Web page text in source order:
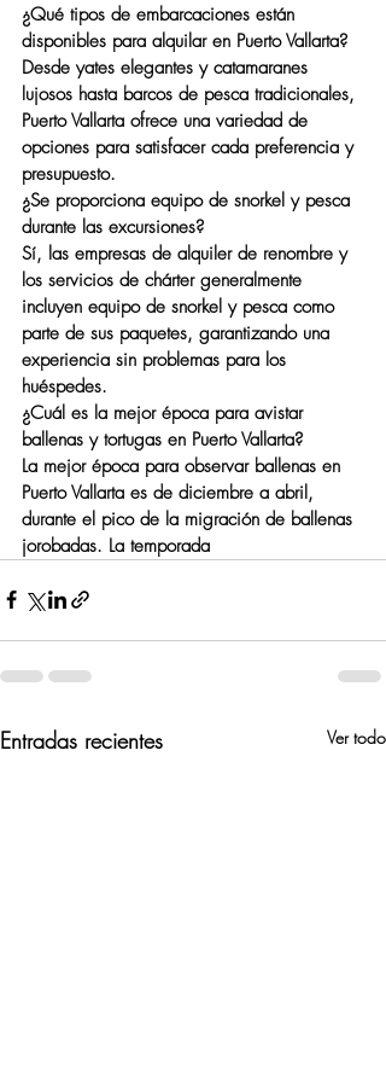
¿Qué tipos de embarcaciones están
disponibles para alquilar en Puerto Vallarta?
Desde yates elegantes y catamaranes
lujosos hasta barcos de pesca tradicionales,
Puerto Vallarta ofrece una variedad de
opciones para satisfacer cada preferencia y
presupuesto.
¿Se proporciona equipo de snorkel y pesca
durante las excursiones?
Sí, las empresas de alquiler de renombre y
los servicios de chárter generalmente
incluyen equipo de snorkel y pesca como
parte de sus paquetes, garantizando una
experiencia sin problemas para los
huéspedes.
¿Cuál es la mejor época para avistar
ballenas y tortugas en Puerto Vallarta?
La mejor época para observar ballenas en
Puerto Vallarta es de diciembre a abril,
durante el pico de la migración de ballenas
jorobadas. La temporada
Entradas recientes Ver todo